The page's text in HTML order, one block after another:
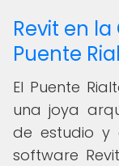
Revit en
Puente
El Puente
una joya
de estudio y
software